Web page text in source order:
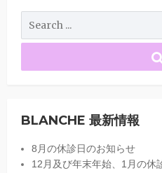
BLANCHE 最新情報
8月の休診日のお知らせ
12月及び年末年始、1月の休